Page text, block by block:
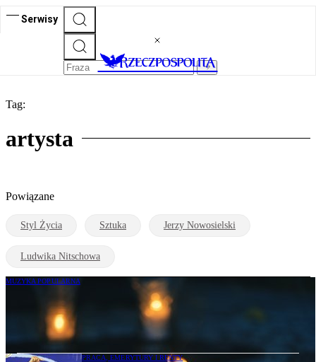
Serwisy
Tag:
artysta
Powiązane
Styl Życia Sztuka Jerzy Nowosielski
Ludwika Nitschowa
MUZYKA POPULARNA
Nie żyje Ryszard Pisarski. Piosenkarz
miał 87 lat
PRACA, EMERYTURY I RENTY